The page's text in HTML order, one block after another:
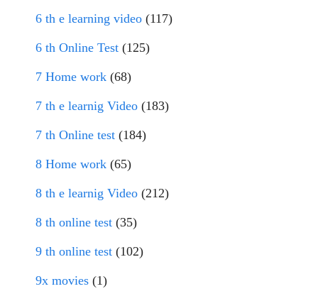
6 th e learning video (117)
6 th Online Test (125)
7 Home work (68)
7 th e learnig Video (183)
7 th Online test (184)
8 Home work (65)
8 th e learnig Video (212)
8 th online test (35)
9 th online test (102)
9x movies (1)